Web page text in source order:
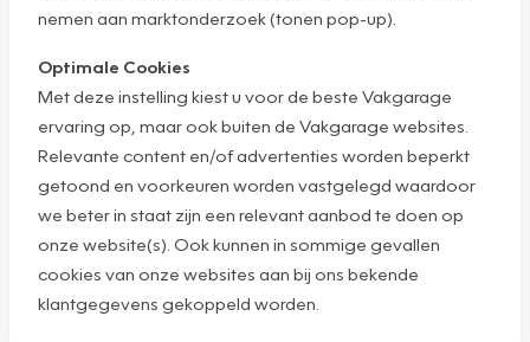
nemen aan marktonderzoek (tonen pop-up).
Optimale Cookies
Met deze instelling kiest u voor de beste Vakgarage
ervaring op, maar ook buiten de Vakgarage websites.
Relevante content en/of advertenties worden beperkt
getoond en voorkeuren worden vastgelegd waardoor
we beter in staat zijn een relevant aanbod te doen op
onze website(s). Ook kunnen in sommige gevallen
cookies van onze websites aan bij ons bekende
klantgegevens gekoppeld worden.